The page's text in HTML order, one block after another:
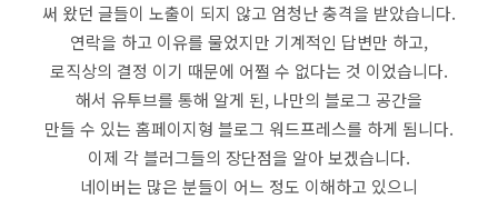
써 왔던 글들이 노출이 되지 않고 엄청난 충격을 받았습니다.
연락을 하고 이유를 물었지만 기계적인 답변만 하고,
로직상의 결정 이기 때문에 어쩔 수 없다는 것 이었습니다.
해서 유투브를 통해 알게 된, 나만의 블로그 공간을
만들 수 있는 홈페이지형 블로그 워드프레스를 하게 됨니다.
이제 각 블러그들의 장단점을 알아 보겠습니다.
네이버는 많은 분들이 어느 정도 이해하고 있으니